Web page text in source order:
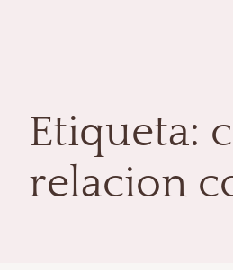
Etiqueta:
relacion